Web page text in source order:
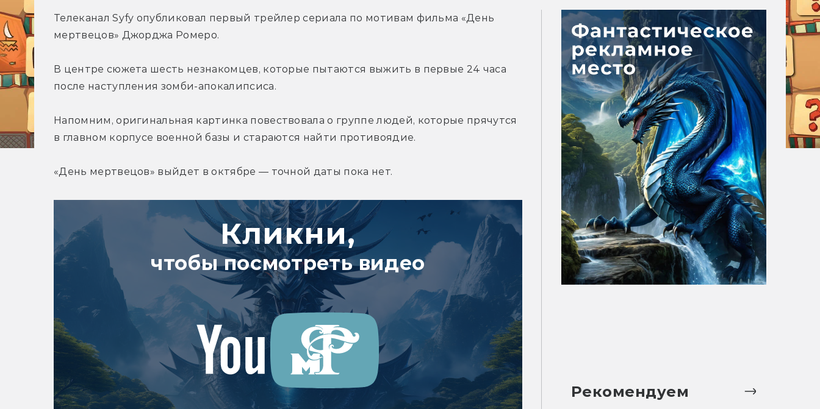
Телеканал Syfy опубликовал первый трейлер сериала по мотивам фильма «День
мертвецов» Джорджа Ромеро.
В центре сюжета шесть незнакомцев, которые пытаются выжить в первые 24 часа
после наступления зомби-апокалипсиса.
Напомним, оригинальная картинка повествовала о группе людей, которые прячутся
в главном корпусе военной базы и стараются найти противоядие.
«День мертвецов» выйдет в октябре — точной даты пока нет.
Кликни,
чтобы посмотреть видео
Рекомендуем